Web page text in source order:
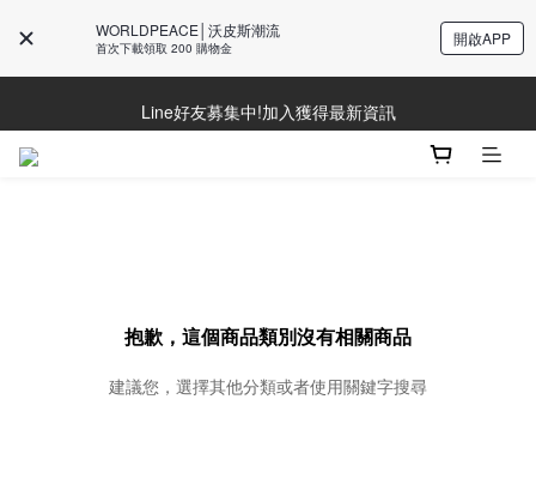
WORLDPEACE│沃皮斯潮流
首次下載領取 200 購物金 開啟APP
Line好友募集中!加入獲得最新資訊
防詐騙提醒!請勿聽從不明來電操作ATM與提供個人資訊
Line好友募集中!加入獲得最新資訊
抱歉，這個商品類別沒有相關商品
建議您，選擇其他分類或者使用關鍵字搜尋